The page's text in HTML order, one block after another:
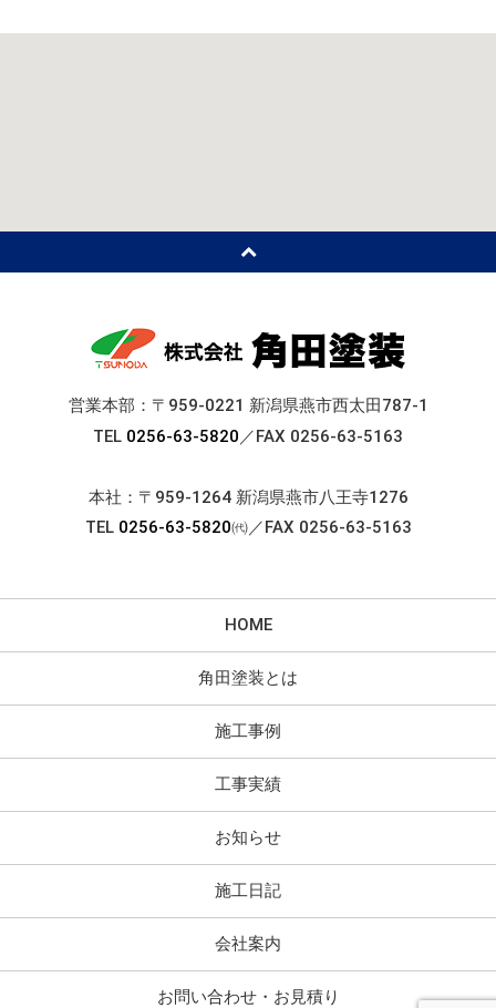
営業本部：〒959-0221 新潟県燕市西太田787-1
TEL 0256-63-5820／FAX 0256-63-5163
本社：〒959-1264 新潟県燕市八王寺1276
TEL 0256-63-5820㈹／FAX 0256-63-5163
HOME
角田塗装とは
施工事例
工事実績
お知らせ
施工日記
会社案内
お問い合わせ・お見積り